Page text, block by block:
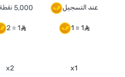
عند التسجيل 5,000 نقطة
1 = 1
1 = 2
x1
x2